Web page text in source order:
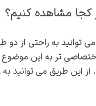
به راحتی از دو
تر به این موضوع
این طریق می توانید